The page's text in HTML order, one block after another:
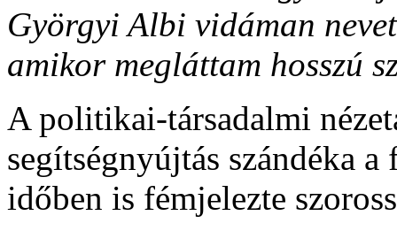
Györgyi Albi vidáman
amikor megláttam hosszú
A politikai-társadalmi
segítségnyújtás szándéka
időben is fémjelezte